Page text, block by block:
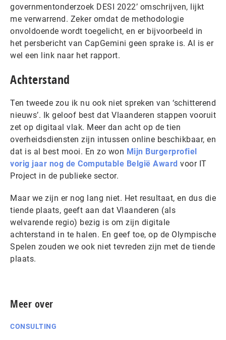
governmentonderzoek DESI 2022’ omschrijven, lijkt
me verwarrend. Zeker omdat de methodologie
onvoldoende wordt toegelicht, en er bijvoorbeeld in
het persbericht van CapGemini geen sprake is. Al is er
wel een link naar het rapport.
Achterstand
Ten tweede zou ik nu ook niet spreken van ‘schitterend
nieuws’. Ik geloof best dat Vlaanderen stappen vooruit
zet op digitaal vlak. Meer dan acht op de tien
overheidsdiensten zijn intussen online beschikbaar, en
dat is al best mooi. En zo won Mijn Burgerprofiel
vorig jaar nog de Computable België Award voor IT
Project in de publieke sector.
Maar we zijn er nog lang niet. Het resultaat, en dus die
tiende plaats, geeft aan dat Vlaanderen (als
welvarende regio) bezig is om zijn digitale
achterstand in te halen. En geef toe, op de Olympische
Spelen zouden we ook niet tevreden zijn met de tiende
plaats.
Meer over
CONSULTING